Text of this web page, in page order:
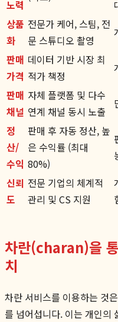
노력
상품
화
전문가 케어, 스팀, 전
문 스튜디오 촬영
판매
가격
데이터 기반 시장 최
적가 책정
판매
채널
자체 플랫폼 및 다수
연계 채널 동시 노출
정
산/
수익
판매 후 자동 정산, 높
은 수익률 (최대
80%)
신뢰
도
전문 기업의 체계적
관리 및 CS 지원
차란(charan)을
치
차란 서비스를 이용하는 것
를 넘어섭니다. 이는 개인의